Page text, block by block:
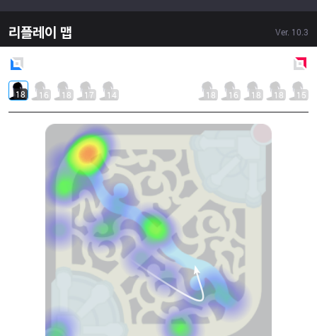
리플레이 맵 Ver. 10.3
18 16 18 17 14 18 16 18 18 15